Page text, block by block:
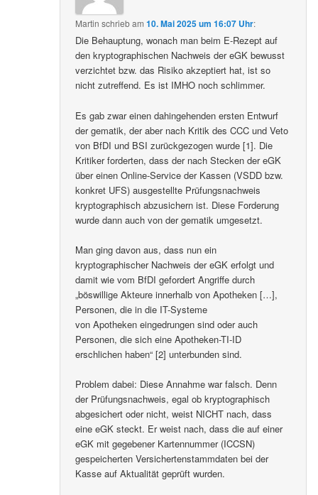
Martin schriebam10. Mai 2025 um 16:07 Uhr:
Die Behauptung, wonach man beim E-Rezept auf
den kryptographischen Nachweis der eGK bewusst
verzichtet bzw. das Risiko akzeptiert hat, ist so
nicht zutreffend. Es ist IMHO noch schlimmer.
Es gab zwar einen dahingehenden ersten Entwurf
der gematik, der aber nach Kritik des CCC und Veto
von BfDI und BSI zurückgezogen wurde [1]. Die
Kritiker forderten, dass der nach Stecken der eGK
über einen Online-Service der Kassen (VSDD bzw.
konkret UFS) ausgestellte Prüfungsnachweis
kryptographisch abzusichern ist. Diese Forderung
wurde dann auch von der gematik umgesetzt.
Man ging davon aus, dass nun ein
kryptographischer Nachweis der eGK erfolgt und
damit wie vom BfDI gefordert Angriffe durch
„böswillige Akteure innerhalb von Apotheken […],
Personen, die in die IT-Systeme
von Apotheken eingedrungen sind oder auch
Personen, die sich eine Apotheken-TI-ID
erschlichen haben“ [2] unterbunden sind.
Problem dabei: Diese Annahme war falsch. Denn
der Prüfungsnachweis, egal ob kryptographisch
abgesichert oder nicht, weist NICHT nach, dass
eine eGK steckt. Er weist nach, dass die auf einer
eGK mit gegebener Kartennummer (ICCSN)
gespeicherten Versichertenstammdaten bei der
Kasse auf Aktualität geprüft wurden.